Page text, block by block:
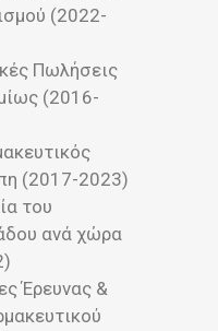
(2022-
Πωλήσεις
(2016-
(2017-2023)
του
ανά χώρα
Έρευνας &